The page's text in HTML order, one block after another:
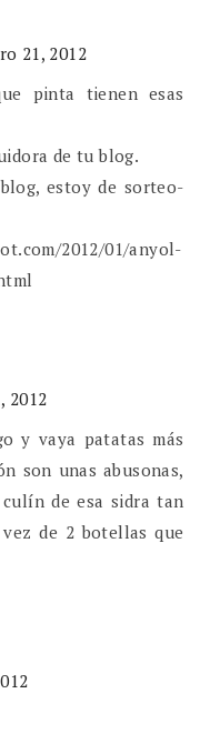
21, 2012
pinta tienen esas
de tu blog.
estoy de sorteo-
2012/01/anyol-
2012
y vaya patatas más
son unas abusonas,
de esa sidra tan
de 2 botellas que